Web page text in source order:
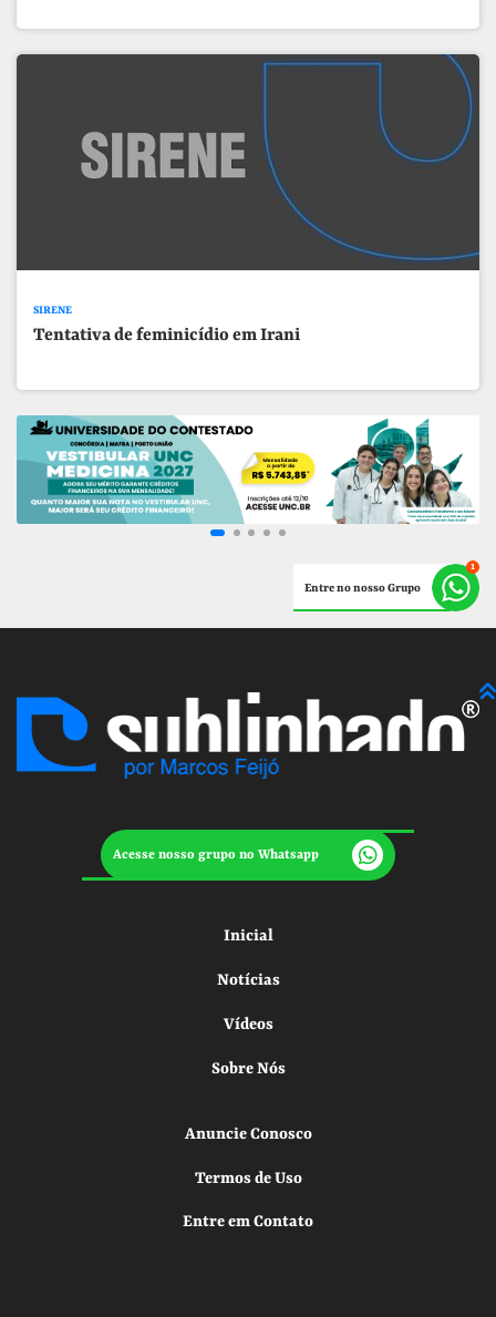
SIRENE
Tentativa de feminicídio em Irani
Entre no nosso Grupo
Acesse nosso grupo no Whatsapp
Inicial
Notícias
Vídeos
Sobre Nós
Anuncie Conosco
Termos de Uso
Entre em Contato